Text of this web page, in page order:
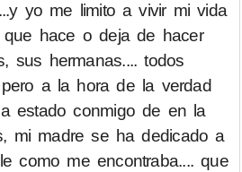
yo me limito a vivir mi vida
hace o deja de hacer
sus hermanas.... todos
a la hora de la verdad
estado conmigo de en la
mi madre se ha dedicado a
como me encontraba.... que